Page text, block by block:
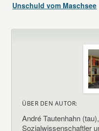
Unschuld vom Maschsee
ÜBER DEN AUTOR:
André Tautenhahn
Sozialwissenschaftler